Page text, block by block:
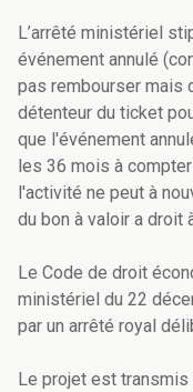
L’arrêté ministériel
événement annulé
pas rembourser mais
détenteur du ticket
que l'événement
les 36 mois à
l'activité ne peut à
du bon à valoir a droit
Le Code de droit
ministériel du 22
par un arrêté royal
Le projet est transmis